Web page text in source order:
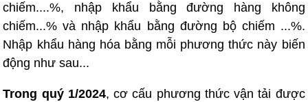
chiếm....%, nhập
khẩu bằng đường hàng không
chiếm...% và nhập khẩu bằng đường bộ chiếm ...%.
Nhập khẩu hàng hóa bằng mỗi phương thức này biến
động như sau...
Trong quý 1/2024, cơ cấu phương thức vận tải được